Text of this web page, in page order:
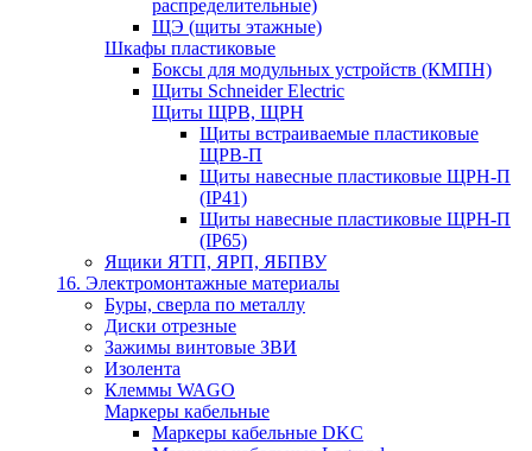
распределительные)
ЩЭ (щиты этажные)
Шкафы пластиковые
Боксы для модульных устройств (КМПН)
Щиты Schneider Electric
Щиты ЩРВ, ЩРН
Щиты встраиваемые пластиковые
ЩРВ-П
Щиты навесные пластиковые ЩРН-П
(IP41)
Щиты навесные пластиковые ЩРН-П
(IP65)
Ящики ЯТП, ЯРП, ЯБПВУ
16. Электромонтажные материалы
Буры, сверла по металлу
Диски отрезные
Зажимы винтовые ЗВИ
Изолента
Клеммы WAGO
Маркеры кабельные
Маркеры кабельные DKC